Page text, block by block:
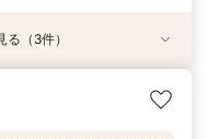
ンキッチン◎】特選牛食
ホテル｜上質なおもてな
体験
中心の少人数W】特選牛
試食付きフェア
（3件）